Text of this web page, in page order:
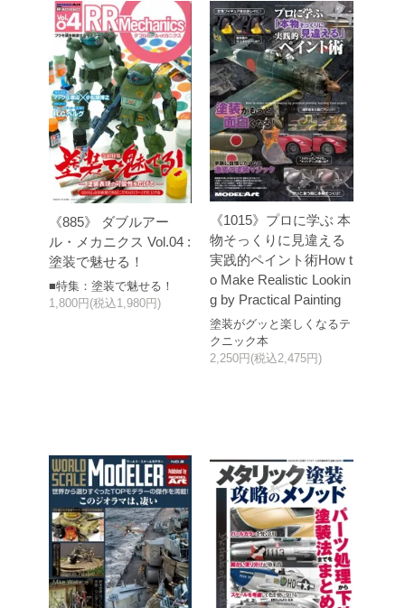
《885》 ダブルアー
ル・メカニクス Vol.04 :
塗装で魅せる！
■特集：塗装で魅せる！
1,800円(税込1,980円)
《1015》プロに学ぶ 本
物そっくりに見違える
実践的ペイント術How t
o Make Realistic Lookin
g by Practical Painting
塗装がグッと楽しくなるテ
クニック本
2,250円(税込2,475円)